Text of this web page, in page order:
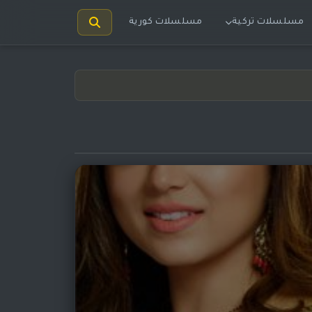
مسلسلات تركية مسلسلات كورية